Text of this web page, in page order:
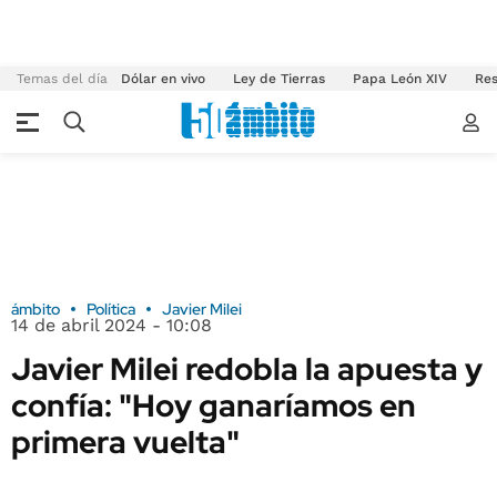
Temas del día Dólar en vivo Ley de Tierras Papa León XIV
ámbito Política Javier Milei
14 de abril 2024 - 10:08
Javier Milei redobla la apuesta y
confía: "Hoy ganaríamos en
primera vuelta"